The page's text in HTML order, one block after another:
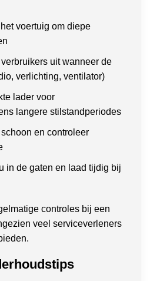
voertuig om diepe
uit wanneer de
verlichting, ventilator)
lader voor
langere stilstandperiodes
en controleer
in de gaten en laad tijdig bij
controles bij een
veel serviceverleners